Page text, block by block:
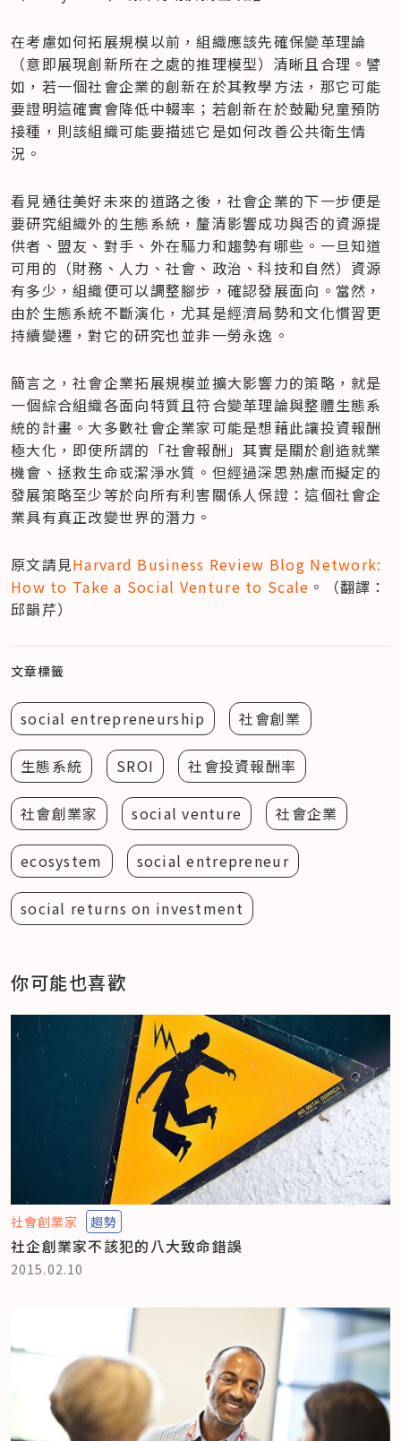
在考慮如何拓展規模以前，組織應該先確保變革理論
（意即展現創新所在之處的推理模型）清晰且合理。譬
如，若一個社會企業的創新在於其教學方法，那它可能
要證明這確實會降低中輟率；若創新在於鼓勵兒童預防
接種，則該組織可能要描述它是如何改善公共衛生情
況。
看見通往美好未來的道路之後，社會企業的下一步便是
要研究組織外的生態系統，釐清影響成功與否的資源提
供者、盟友、對手、外在驅力和趨勢有哪些。一旦知道
可用的（財務、人力、社會、政治、科技和自然）資源
有多少，組織便可以調整腳步，確認發展面向。當然，
由於生態系統不斷演化，尤其是經濟局勢和文化慣習更
持續變遷，對它的研究也並非一勞永逸。
簡言之，社會企業拓展規模並擴大影響力的策略，就是
一個綜合組織各面向特質且符合變革理論與整體生態系
統的計畫。大多數社會企業家可能是想藉此讓投資報酬
極大化，即使所謂的「社會報酬」其實是關於創造就業
機會、拯救生命或潔淨水質。但經過深思熟慮而擬定的
發展策略至少等於向所有利害關係人保證：這個社會企
業具有真正改變世界的潛力。
原文請見Harvard Business Review Blog Network:
How to Take a Social Venture to Scale 。（翻譯：
邱韻芹）
文章標籤
social entrepreneurship 社會創業
生態系統 SROI 社會投資報酬率
社會創業家 social venture 社會企業
ecosystem social entrepreneur
social returns on investment
你可能也喜歡
社會創業家 趨勢
社企創業家不該犯的八大致命錯誤
2015.02.10